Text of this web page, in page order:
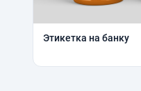
Этикетка на банку